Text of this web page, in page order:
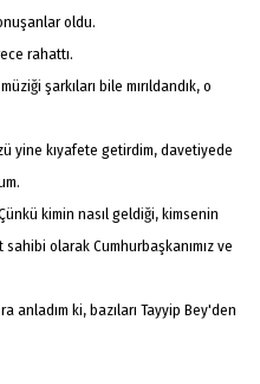
oldu.
rahattı.
şarkıları bile mırıldandık, o
yine kıyafete getirdim, davetiyede
kimin nasıl geldiği, kimsenin
olarak Cumhurbaşkanımız ve
anladım ki, bazıları Tayyip Bey'den